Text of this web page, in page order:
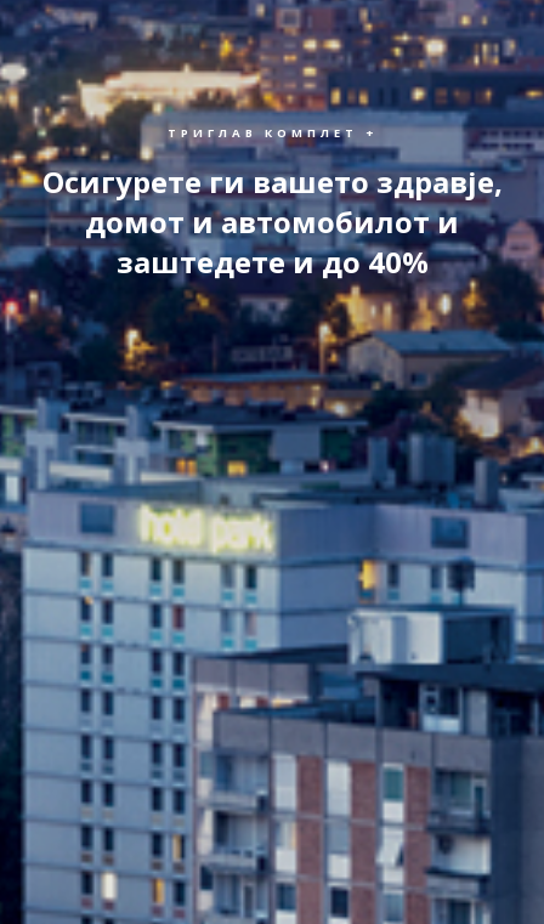
ТРИГЛАВ КОМПЛЕТ +
Осигурете ги вашето здравје,
домот и автомобилот и
заштедете и до 40%